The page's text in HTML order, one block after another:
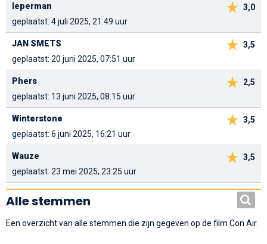
3,0
Ieperman
geplaatst: 4 juli 2025, 21:49 uur
3,5
JAN SMETS
geplaatst: 20 juni 2025, 07:51 uur
2,5
Phers
geplaatst: 13 juni 2025, 08:15 uur
3,5
Winterstone
geplaatst: 6 juni 2025, 16:21 uur
3,5
Wauze
geplaatst: 23 mei 2025, 23:25 uur
Alle stemmen
Een overzicht van alle stemmen die zijn gegeven op de film Con Air.